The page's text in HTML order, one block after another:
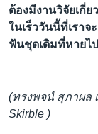
ต้องมีงานวิจัยเกี่
ในเร็ววันนี้ที่เรา
ฟันชุดเดิมที่หายไป
(ทรงพจน์ สุภาผล
Skirble )